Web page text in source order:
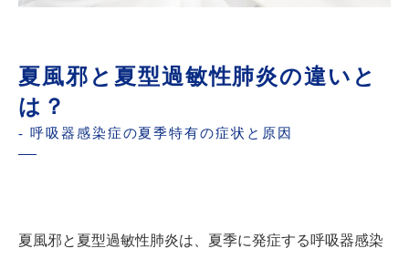
夏風邪と夏型過敏性肺炎の違いと
は？
- 呼吸器感染症の夏季特有の症状と原因
夏風邪と夏型過敏性肺炎は、夏季に発症する呼吸器感染